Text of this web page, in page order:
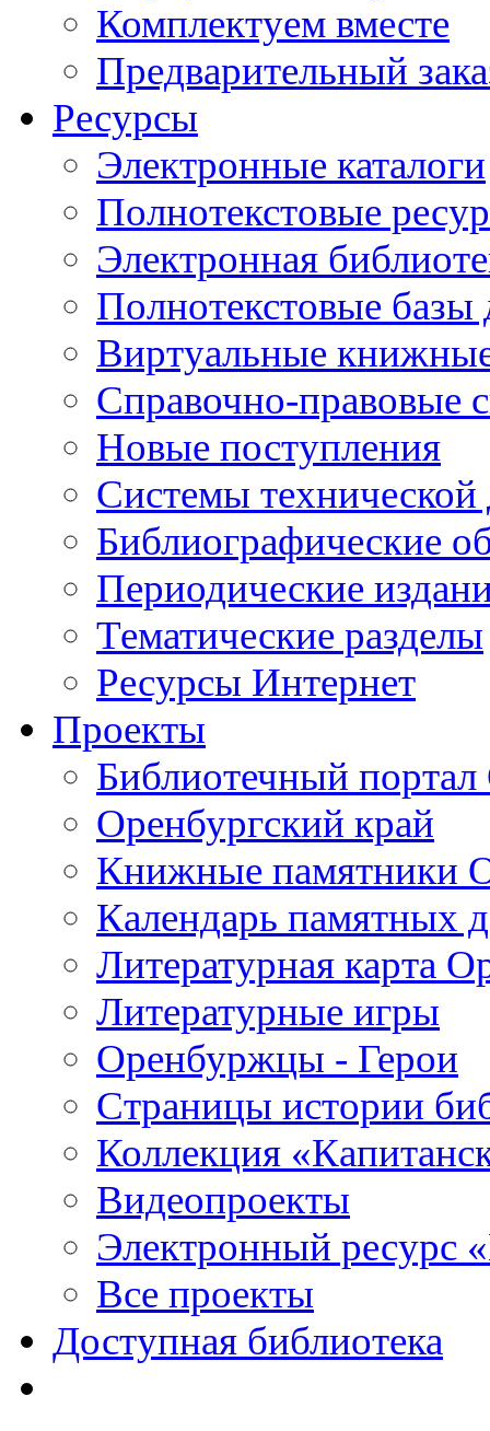
Комплектуем вместе
Предварительный
Ресурсы
Электронные каталоги
Полнотекстовые
Электронная
Полнотекстовые
Виртуальные
Справочно-правовые
Новые поступления
Cистемы
Библиографические
Периодические
Тематические разделы
Ресурсы Интернет
Проекты
Библиотечный портал
Оренбургский край
Книжные памятники
Календарь памятных
Литературная карта
Литературные игры
Оренбуржцы - Герои
Страницы истории
Коллекция
Видеопроекты
Электронный ресурс
Все проекты
Доступная библиотека